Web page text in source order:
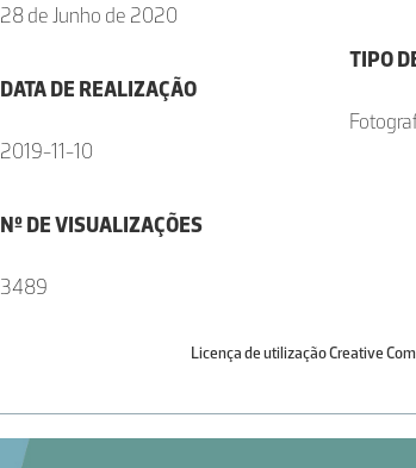
28 de Junho de 2020
DATA DE REALIZAÇÃO
2019-11-10
Nº DE VISUALIZAÇÕES
3489
TIPO
Licença de utilização Creative